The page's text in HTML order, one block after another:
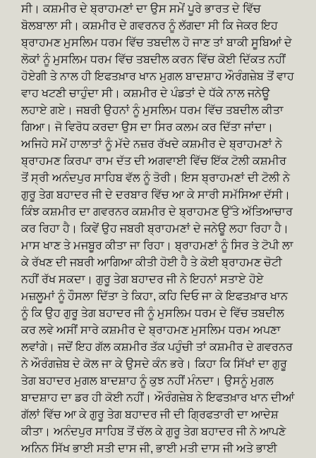
ਸੀ। ਕਸ਼ਮੀਰ ਦੇ ਬ੍ਰਾਹਮਣਾਂ ਦਾ ਉਸ ਸਮੇਂ ਪੂਰੇ ਭਾਰਤ ਦੇ ਵਿੱਚ
ਬੋਲਬਾਲਾ ਸੀ। ਕਸ਼ਮੀਰ ਦੇ ਗਵਰਨਰ ਨੂੰ ਲੱਗਦਾ ਸੀ ਕਿ ਜੇਕਰ ਇਹ
ਬ੍ਰਾਹਮਣ ਮੁਸਲਿਮ ਧਰਮ ਵਿੱਚ ਤਬਦੀਲ ਹੋ ਜਾਣ ਤਾਂ ਬਾਕੀ ਸੂਬਿਆਂ ਦੇ
ਲੋਕਾਂ ਨੂੰ ਮੁਸਲਿਮ ਧਰਮ ਵਿੱਚ ਤਬਦੀਲ ਕਰਨ ਵਿੱਚ ਕੋਈ ਦਿੱਕਤ ਨਹੀਂ
ਹੋਏਗੀ ਤੇ ਨਾਲ ਹੀ ਇਫਤਖ਼ਾਰ ਖਾਨ ਮੁਗਲ ਬਾਦਸ਼ਾਹ ਔਰੰਗਜ਼ੇਬ ਤੋਂ ਵਾਹ
ਵਾਹ ਖਟਣੀ ਚਾਹੁੰਦਾ ਸੀ। ਕਸ਼ਮੀਰ ਦੇ ਪੰਡਤਾਂ ਦੇ ਧੱਕੇ ਨਾਲ ਜਨੇਊ
ਲਹਾਏ ਗਏ। ਜਬਰੀ ਉਹਨਾਂ ਨੂੰ ਮੁਸਲਿਮ ਧਰਮ ਵਿੱਚ ਤਬਦੀਲ ਕੀਤਾ
ਗਿਆ। ਜੋ ਵਿਰੋਧ ਕਰਦਾ ਉਸ ਦਾ ਸਿਰ ਕਲਮ ਕਰ ਦਿੱਤਾ ਜਾਂਦਾ।
ਅਜਿਹੇ ਸਮੇਂ ਹਾਲਾਤਾਂ ਨੂੰ ਮੱਦੇ ਨਜ਼ਰ ਰੱਖਦੇ ਕਸ਼ਮੀਰ ਦੇ ਬ੍ਰਾਹਮਣਾਂ ਨੇ
ਬ੍ਰਾਹਮਣ ਕਿਰਪਾ ਰਾਮ ਦੱਤ ਦੀ ਅਗਵਾਈ ਵਿੱਚ ਇੱਕ ਟੋਲੀ ਕਸ਼ਮੀਰ
ਤੋਂ ਸ੍ਰੀ ਅਨੰਦਪੁਰ ਸਾਹਿਬ ਵੱਲ ਨੂੰ ਤੋਰੀ। ਇਸ ਬ੍ਰਾਹਮਣਾਂ ਦੀ ਟੋਲੀ ਨੇ
ਗੁਰੂ ਤੇਗ ਬਹਾਦਰ ਜੀ ਦੇ ਦਰਬਾਰ ਵਿੱਚ ਆ ਕੇ ਸਾਰੀ ਸਮੱਸਿਆ ਦੱਸੀ।
ਕਿੰਝ ਕਸ਼ਮੀਰ ਦਾ ਗਵਰਨਰ ਕਸ਼ਮੀਰ ਦੇ ਬ੍ਰਾਹਮਣ ਉੱਤੇ ਅੱਤਿਆਚਾਰ
ਕਰ ਰਿਹਾ ਹੈ। ਕਿਵੇਂ ਉਹ ਜਬਰੀ ਬ੍ਰਾਹਮਣਾਂ ਦੇ ਜਨੇਊ ਲਹਾ ਰਿਹਾ ਹੈ।
ਮਾਸ ਖਾਣ ਤੇ ਮਜਬੂਰ ਕੀਤਾ ਜਾ ਰਿਹਾ। ਬ੍ਰਾਹਮਣਾਂ ਨੂੰ ਸਿਰ ਤੇ ਟੋਪੀ ਲਾ
ਕੇ ਰੱਖਣ ਦੀ ਜਬਰੀ ਆਗਿਆ ਕੀਤੀ ਹੋਈ ਹੈ ਤੇ ਕੋਈ ਬ੍ਰਾਹਮਣ ਚੋਟੀ
ਨਹੀਂ ਰੱਖ ਸਕਦਾ। ਗੁਰੂ ਤੇਗ ਬਹਾਦਰ ਜੀ ਨੇ ਇਹਨਾਂ ਸਤਾਏ ਹੋਏ
ਮਜ਼ਲੂਮਾਂ ਨੂੰ ਹੌਸਲਾ ਦਿੱਤਾ ਤੇ ਕਿਹਾ, ਕਹਿ ਦਿਓ ਜਾ ਕੇ ਇਫਤਖ਼ਾਰ ਖਾਨ
ਨੂੰ ਕਿ ਉਹ ਗੁਰੂ ਤੇਗ ਬਹਾਦਰ ਜੀ ਨੂੰ ਮੁਸਲਿਮ ਧਰਮ ਦੇ ਵਿੱਚ ਤਬਦੀਲ
ਕਰ ਲਵੇ ਅਸੀਂ ਸਾਰੇ ਕਸ਼ਮੀਰ ਦੇ ਬ੍ਰਾਹਮਣ ਮੁਸਲਿਮ ਧਰਮ ਅਪਣਾ
ਲਵਾਂਗੇ। ਜਦੋਂ ਇਹ ਗੱਲ ਕਸ਼ਮੀਰ ਤੱਕ ਪਹੁੰਚੀ ਤਾਂ ਕਸ਼ਮੀਰ ਦੇ ਗਵਰਨਰ
ਨੇ ਔਰੰਗਜ਼ੇਬ ਦੇ ਕੋਲ ਜਾ ਕੇ ਉਸਦੇ ਕੰਨ ਭਰੇ। ਕਿਹਾ ਕਿ ਸਿੱਖਾਂ ਦਾ ਗੁਰੂ
ਤੇਗ ਬਹਾਦਰ ਮੁਗਲ ਬਾਦਸ਼ਾਹ ਨੂੰ ਕੁਝ ਨਹੀਂ ਮੰਨਦਾ। ਉਸਨੂੰ ਮੁਗਲ
ਬਾਦਸ਼ਾਹ ਦਾ ਡਰ ਹੀ ਕੋਈ ਨਹੀਂ। ਔਰੰਗਜ਼ੇਬ ਨੇ ਇਫਤਖ਼ਾਰ ਖਾਨ ਦੀਆਂ
ਗੱਲਾਂ ਵਿੱਚ ਆ ਕੇ ਗੁਰੂ ਤੇਗ ਬਹਾਦਰ ਜੀ ਦੀ ਗ੍ਰਿਫਤਾਰੀ ਦਾ ਆਦੇਸ਼
ਕੀਤਾ। ਅਨੰਦਪੁਰ ਸਾਹਿਬ ਤੋਂ ਚੱਲ ਕੇ ਗੁਰੂ ਤੇਗ ਬਹਾਦਰ ਜੀ ਨੇ ਆਪਣੇ
ਅਨਿਨ ਸਿੱਖ ਭਾਈ ਸਤੀ ਦਾਸ ਜੀ, ਭਾਈ ਮਤੀ ਦਾਸ ਜੀ ਅਤੇ ਭਾਈ